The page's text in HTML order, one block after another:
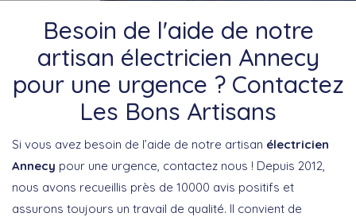
Besoin de l'aide de notre
artisan électricien Annecy
pour une urgence ? Contactez
Les Bons Artisans
Si vous avez besoin de l’aide de notre artisan électricien
Annecy pour une urgence, contactez nous ! Depuis 2012,
nous avons recueillis près de 10000 avis positifs et
assurons toujours un travail de qualité. Il convient de